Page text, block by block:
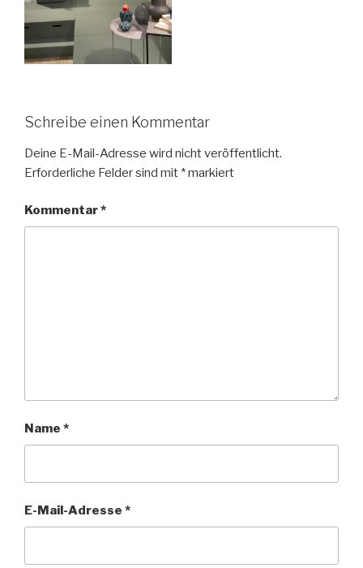
Schreibe einen Kommentar
Deine E-Mail-Adresse wird nicht veröffentlicht.
Erforderliche Felder sind mit *markiert
Kommentar*
Name *
E-Mail-Adresse *